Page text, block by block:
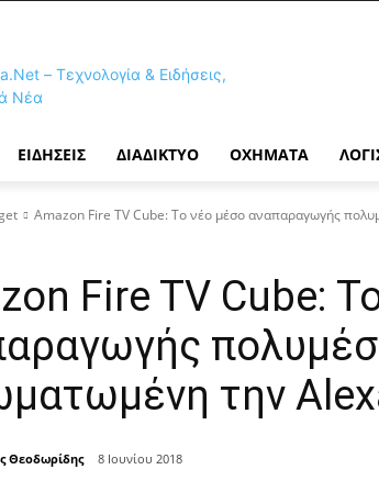
ΕΙΔΉΣΕΙΣ ΔΙΑΔΊΚΤΥΟ ΟΧΉΜΑΤΑ
Amazon Fire TV Cube: Το νέο μέσο αναπαραγωγής
Fire TV Cube:
την
Θεοδωρίδης 8 Ιουνίου 2018